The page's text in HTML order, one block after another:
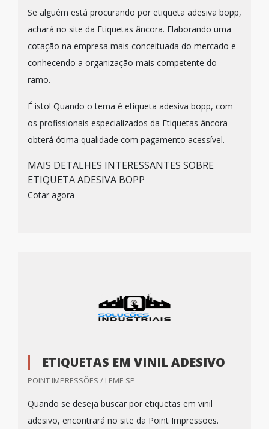
Se alguém está procurando por etiqueta adesiva bopp,
achará no site da Etiquetas âncora. Elaborando uma
cotação na empresa mais conceituada do mercado e
conhecendo a organização mais competente do
ramo.
É isto! Quando o tema é etiqueta adesiva bopp, com
os profissionais especializados da Etiquetas âncora
obterá ótima qualidade com pagamento acessível.
MAIS DETALHES INTERESSANTES SOBRE
ETIQUETA ADESIVA BOPP
Cotar agora
ETIQUETAS EM VINIL ADESIVO
POINT IMPRESSÕES / LEME SP
Quando se deseja buscar por etiquetas em vinil
adesivo, encontrará no site da Point Impressões.